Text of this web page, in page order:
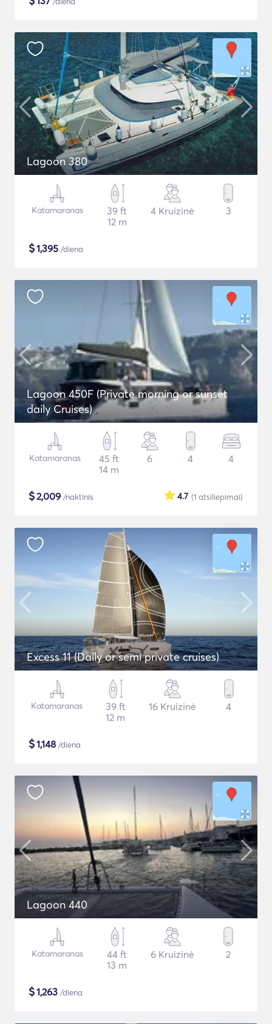
Lagoon 380
Katamaranas
39 ft
12 m
4 Kruizinė 3
$1,395 /diena
Lagoon 450F (Private morning or sunset
daily Cruises)
Katamaranas
45 ft
14 m
6 4 4
$2,009 /naktinis (1 atsiliepimai)
4.7
Excess 11 (Daily or semi private cruises)
Katamaranas
39 ft
12 m
16 Kruizinė 4
$1,148 /diena
Lagoon 440
Katamaranas
44 ft
13 m
6 Kruizinė 2
$1,263 /diena